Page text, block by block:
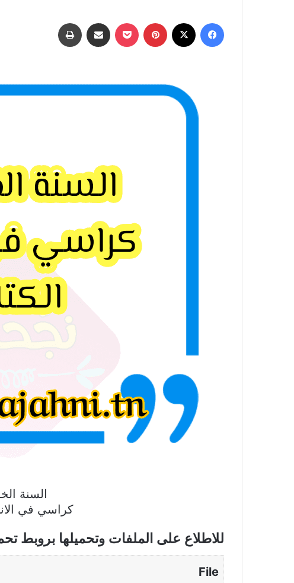
فيسبوك بينتيريست ‫Pocket مشاركة عبر البريد
السنة
كراسي في
للاطلاع على الملفات وتحميلها بروبط
File